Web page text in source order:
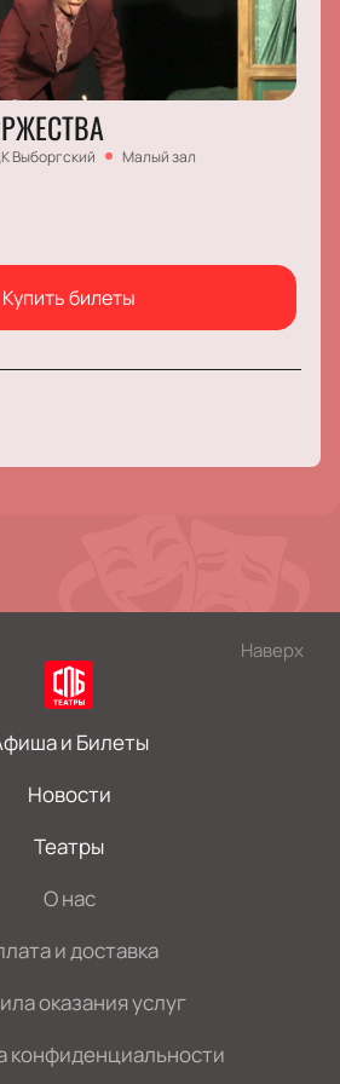
Выборгский Малый зал
Купить билеты
Наверх
и Билеты
Новости
Театры
О нас
и доставка
оказания услуг
конфиденциальности